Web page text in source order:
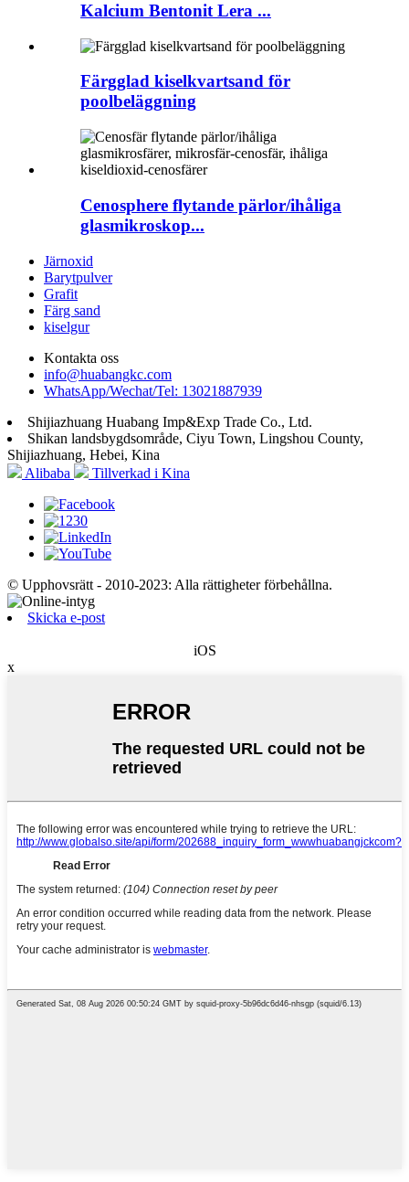
Kalcium Bentonit Lera ...
Färgglad kiselkvartsand för
poolbeläggning
Cenosphere flytande pärlor/ihåliga
glasmikroskop...
Järnoxid
Barytpulver
Grafit
Färg sand
kiselgur
Kontakta oss
info@huabangkc.com
WhatsApp/Wechat/Tel: 13021887939
Shijiazhuang Huabang Imp&Exp Trade Co., Ltd.
Shikan landsbygdsområde, Ciyu Town, Lingshou County,
Shijiazhuang, Hebei, Kina
Alibaba
Tillverkad i Kina
© Upphovsrätt - 2010-2023: Alla rättigheter förbehållna.
Skicka e-post
iOS
x